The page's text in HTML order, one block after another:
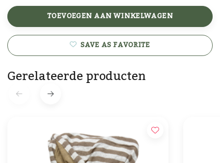
TOEVOEGEN AAN WINKELWAGEN
SAVE AS FAVORITE
Gerelateerde producten